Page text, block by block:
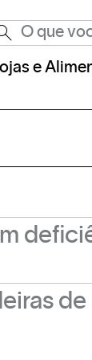
e
de